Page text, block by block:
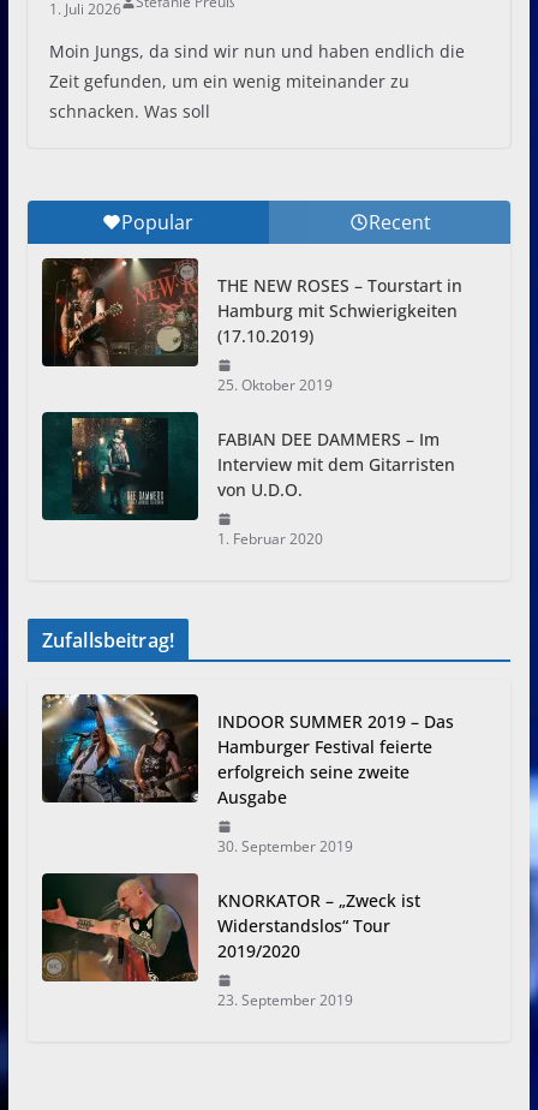
1. Juli 2026
Moin Jungs, da sind wir nun und haben endlich die
Zeit gefunden, um ein wenig miteinander zu
schnacken. Was soll
Popular Recent
THE NEW ROSES – Tourstart in
Hamburg mit Schwierigkeiten
(17.10.2019)
25. Oktober 2019
FABIAN DEE DAMMERS – Im
Interview mit dem Gitarristen
von U.D.O.
1. Februar 2020
Zufallsbeitrag!
INDOOR SUMMER 2019 – Das
Hamburger Festival feierte
erfolgreich seine zweite
Ausgabe
30. September 2019
KNORKATOR – „Zweck ist
Widerstandslos“ Tour
2019/2020
23. September 2019